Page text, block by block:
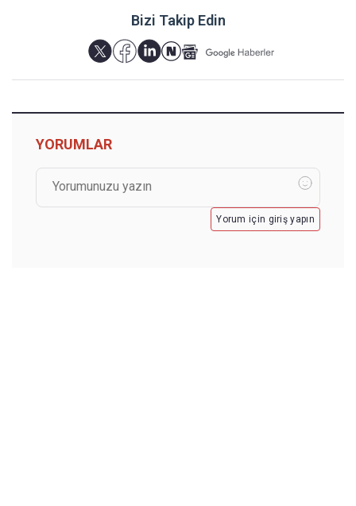
Bizi Takip Edin
YORUMLAR
Yorum için giriş yapın